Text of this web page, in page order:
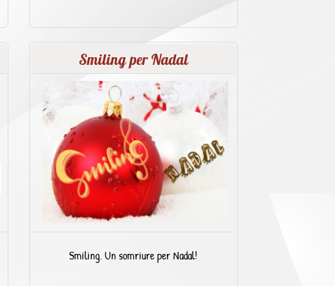
Smiling per Nadal
Smiling. Un somriure per Nadal!